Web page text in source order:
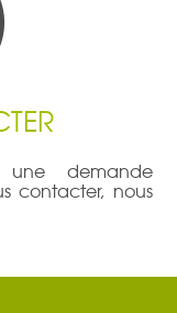
demande
contacter, nous